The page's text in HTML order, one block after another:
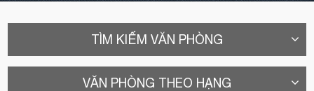
TÌM KIẾM VĂN PHÒNG
VĂN PHÒNG THEO HẠNG